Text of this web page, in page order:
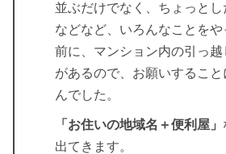
並ぶだけでなく、ちょっと
などなど、いろんなことを
前に、マンション内の引っ越
があるので、お願いするこ
んでした。
「お住いの地域名＋便利屋」
出てきます。